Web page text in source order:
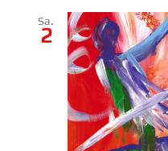
Sa.
2